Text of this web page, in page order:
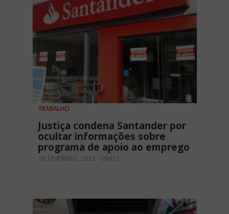
TRABALHO
Justiça condena Santander por
ocultar informações sobre
programa de apoio ao emprego
06 FEVEREIRO, 2023 - 09H12